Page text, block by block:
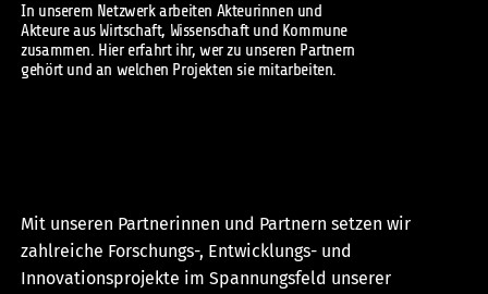
Energie
Digitalisierung
ruhrvalley Cluster e.V.
Mediathek
In unserem Netzwerk arbeiten Akteurinnen und
Akteure aus Wirtschaft, Wissenschaft und Kommune
zusammen. Hier erfahrt ihr, wer zu unseren Partnern
gehört und an welchen Projekten sie mitarbeiten.
Mit unseren Partnerinnen und Partnern setzen wir
zahlreiche Forschungs-, Entwicklungs- und
Innovationsprojekte im Spannungsfeld unserer